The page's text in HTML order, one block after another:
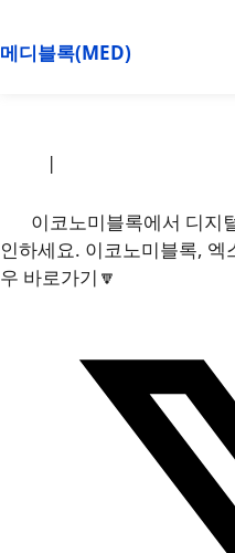
메디블록(MED)
|
이코노미블록에서 디지
인하세요. 이코노미블록, 엑
우 바로가기🔽